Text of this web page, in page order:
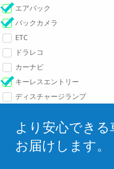
エアバック
バックカメラ
ETC
ドラレコ
カーナビ
キーレスエントリー
ディスチャージランプ
より安心でき
お届けします。